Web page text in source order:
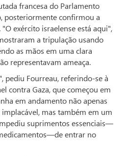
francesa do Parlamento
posteriormente confirmou a
exército israelense está aqui",
a tripulação usando
as mãos em uma clara
representavam ameaça.
pediu Fourreau, referindo-se à
contra Gaza, que começou em
em andamento não apenas
mas também em um
suprimentos essenciais—
entrar no